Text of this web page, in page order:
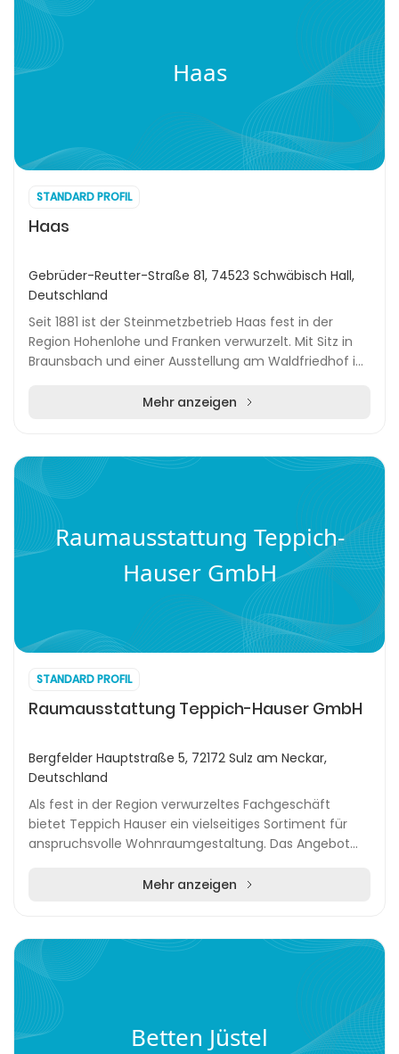
Haas
STANDARD PROFIL
Haas
Gebrüder-Reutter-Straße 81, 74523 Schwäbisch Hall,
Deutschland
Seit 1881 ist der Steinmetzbetrieb Haas fest in der
Region Hohenlohe und Franken verwurzelt. Mit Sitz in
Braunsbach und einer Ausstellung am Waldfriedhof in
Mehr anzeigen
Raumausstattung Teppich-
Hauser GmbH
STANDARD PROFIL
Raumausstattung Teppich-Hauser GmbH
Bergfelder Hauptstraße 5, 72172 Sulz am Neckar,
Deutschland
Als fest in der Region verwurzeltes Fachgeschäft
bietet Teppich Hauser ein vielseitiges Sortiment für
anspruchsvolle Wohnraumgestaltung. Das Angebot
Mehr anzeigen
Betten Jüstel